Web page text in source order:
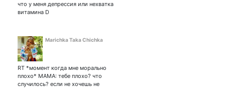
что у меня депрессия или нехватка
витамина D
Marichka Taka Chichka
RT *момент когда мне морально
плохо* МАМА: тебе плохо? что
случилось? если не хочешь не